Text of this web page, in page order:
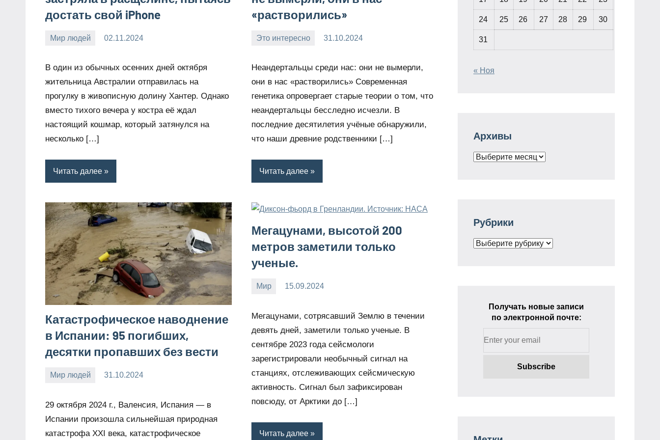
достать свой iPhone
Мир людей
02.11.2024
Snow_owl
В один из обычных осенних дней октября
жительница Австралии отправилась на
прогулку в живописную долину Хантер. Однако
вместо тихого вечера у костра её ждал
настоящий кошмар, который затянулся на
несколько […]
Читать далее
«растворились»
Это интересно
31.10.2024
Неандертальцы среди нас: они не вымерли,
они в нас «растворились» Современная
генетика опровергает старые теории о том, что
неандертальцы бесследно исчезли. В
последние десятилетия учёные обнаружили,
что наши древние родственники […]
Читать далее
Катастрофическое наводнение
в Испании: 95 погибших,
десятки пропавших без вести
Мир людей
31.10.2024
Snow_owl
29 октября 2024 г., Валенсия, Испания — в
Испании произошла сильнейшая природная
катастрофа XXI века, катастрофическое
Мегацунами, высотой 200
метров заметили только
ученые.
Мир
15.09.2024
Snow_owl
Мегацунами, сотрясавший Землю в течении
девять дней, заметили только ученые. В
сентябре 2023 года сейсмологи
зарегистрировали необычный сигнал на
станциях, отслеживающих сейсмическую
активность. Сигнал был зафиксирован
повсюду, от Арктики до […]
Читать далее
24 25 26 27 28 29 30
31
« Ноя
Архивы
Архивы
Рубрики
Рубрики
Получать новые записи
по электронной почте: